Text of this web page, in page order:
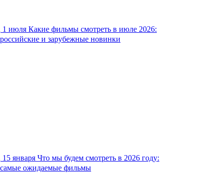
1 июля Какие фильмы смотреть в июле 2026:
российские и зарубежные новинки
15 января Что мы будем смотреть в 2026 году:
самые ожидаемые фильмы